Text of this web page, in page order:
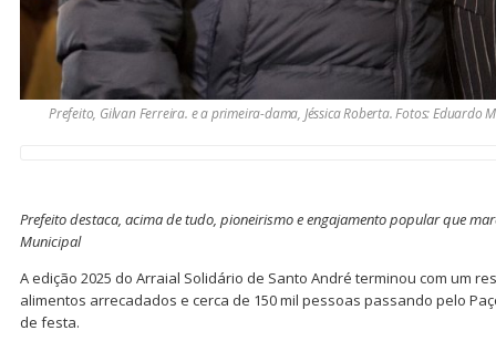
Prefeito, Gilvan Ferreira. e a primeira-dama, Jéssica Roberta. Fotos: Eduardo
Prefeito destaca, acima de tudo, pioneirismo e engajamento popular que
Municipal
A edição 2025 do Arraial Solidário de Santo André terminou com um
alimentos arrecadados e cerca de 150 mil pessoas passando pelo
de festa.